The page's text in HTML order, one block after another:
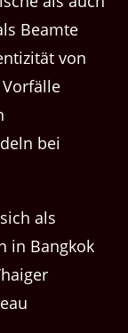
Beamte
von
bei